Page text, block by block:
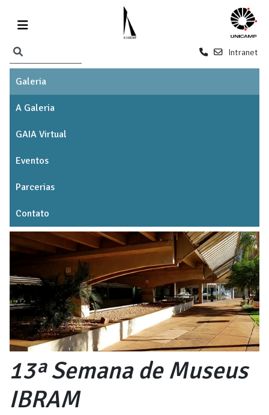
Intranet
Galeria
A Galeria
GAIA Virtual
Eventos
Parcerias
Contato
13ª Semana de Museus
IBRAM